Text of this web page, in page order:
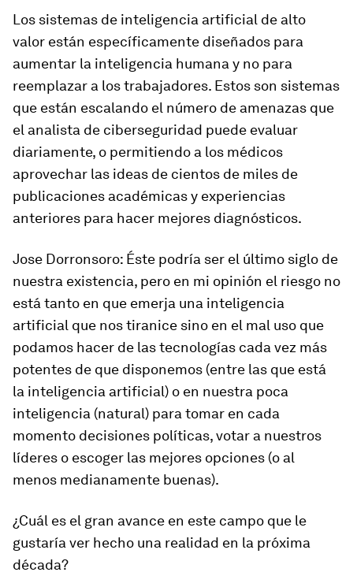
Los sistemas de inteligencia artificial de alto
valor están específicamente diseñados para
aumentar la inteligencia humana y no para
reemplazar a los trabajadores. Estos son sistemas
que están escalando el número de amenazas que
el analista de ciberseguridad puede evaluar
diariamente, o permitiendo a los médicos
aprovechar las ideas de cientos de miles de
publicaciones académicas y experiencias
anteriores para hacer mejores diagnósticos.
Jose Dorronsoro: Éste podría ser el último siglo de
nuestra existencia, pero en mi opinión el riesgo no
está tanto en que emerja una inteligencia
artificial que nos tiranice sino en el mal uso que
podamos hacer de las tecnologías cada vez más
potentes de que disponemos (entre las que está
la inteligencia artificial) o en nuestra poca
inteligencia (natural) para tomar en cada
momento decisiones políticas, votar a nuestros
líderes o escoger las mejores opciones (o al
menos medianamente buenas).
¿Cuál es el gran avance en este campo que le
gustaría ver hecho una realidad en la próxima
década?